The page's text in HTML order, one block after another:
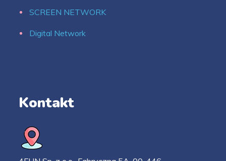
SCREEN NETWORK
Digital Network
Kontakt